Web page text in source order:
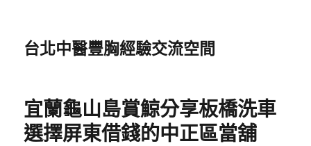
台北中醫豐胸經驗交流空間
宜蘭龜山島賞鯨分享板橋洗車
選擇屏東借錢的中正區當舖